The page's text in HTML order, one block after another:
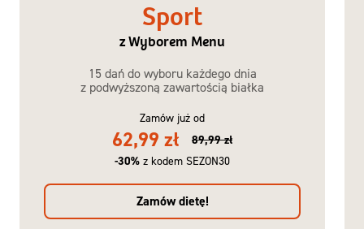
Sport
z Wyborem Menu
15 dań do wyboru każdego dnia
z podwyższoną zawartością białka
Zamów już od
62,99 zł
89,99 zł
-30% z kodem SEZON30
Zamów dietę!